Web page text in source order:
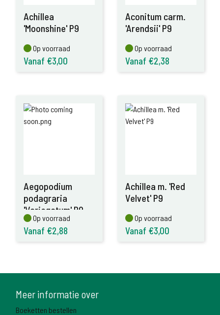
Achillea
'Moonshine' P9
Op voorraad
Op voorraad
Vanaf €3,00
Aconitum carm.
'Arendsii' P9
Op voorraad
Op voorraad
Vanaf €2,38
Aegopodium
podagraria
'Variegatum' P9
Op voorraad
Op voorraad
Vanaf €2,88
Achillea m. 'Red
Velvet' P9
Op voorraad
Op voorraad
Vanaf €3,00
Meer informatie over
Boeketten bestellen